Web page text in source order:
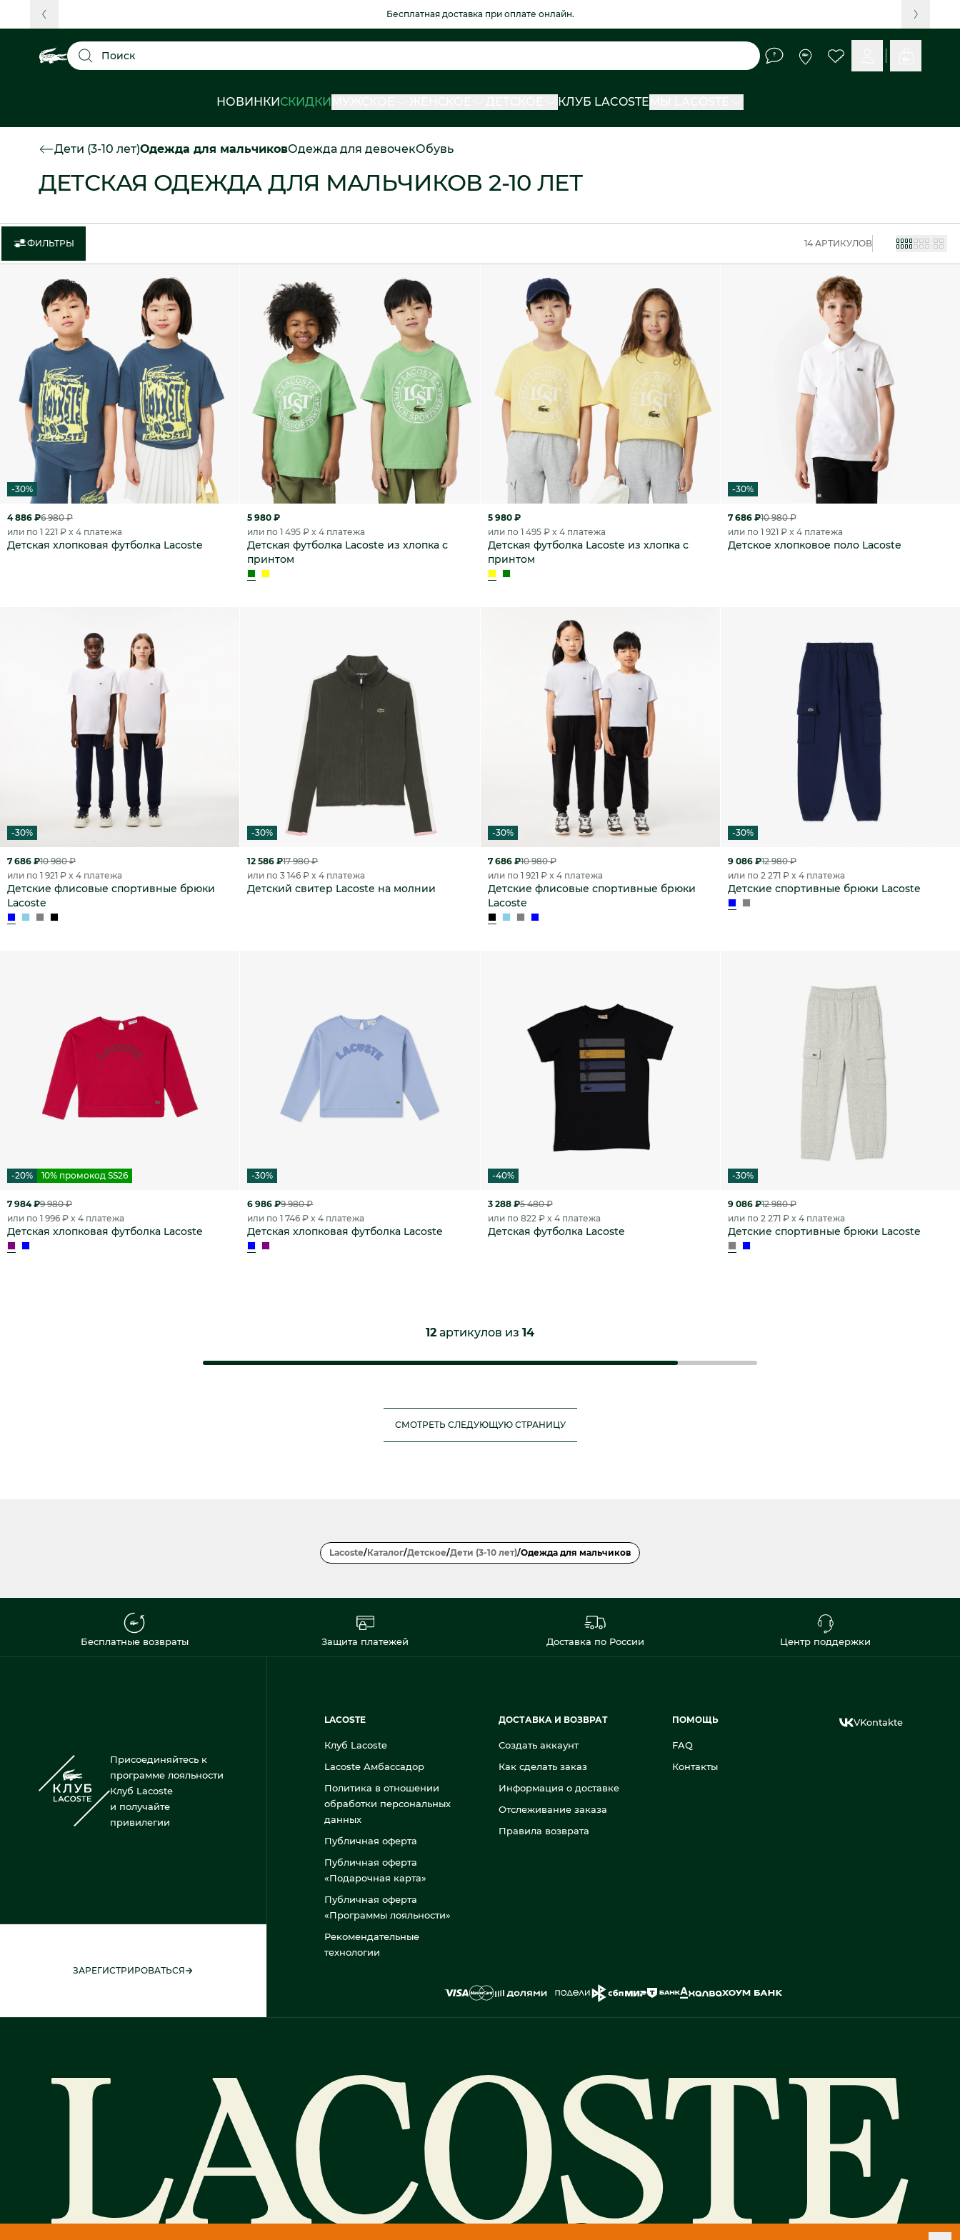
Бесплатная доставка при оплате онлайн.
Поиск
НОВИНКИСКИДКИ КЛУБ LACOSTE
Дети (3-10 лет)Одежда для мальчиковОдежда для девочекОбувь
ДЕТСКАЯ ОДЕЖДА ДЛЯ МАЛЬЧИКОВ 2-10 ЛЕТ
ФИЛЬТРЫ 14 АРТИКУЛОВ
-30%
4 886 ₽6 980 ₽
или по 1 221 ₽ x 4 платежа
Детская хлопковая футболка Lacoste
5 980 ₽
или по 1 495 ₽ x 4 платежа
Детская футболка Lacoste из хлопка с
принтом
5 980 ₽
или по 1 495 ₽ x 4 платежа
Детская футболка Lacoste из хлопка с
принтом
-30%
7 686 ₽10 980 ₽
или по 1 921 ₽ x 4 платежа
Детское хлопковое поло Lacoste
-30%
7 686 ₽10 980 ₽
или по 1 921 ₽ x 4 платежа
Детские флисовые спортивные брюки
Lacoste
-30%
12 586 ₽17 980 ₽
или по 3 146 ₽ x 4 платежа
Детский свитер Lacoste на молнии
-30%
7 686 ₽10 980 ₽
или по 1 921 ₽ x 4 платежа
Детские флисовые спортивные брюки
Lacoste
-30%
9 086 ₽12 980 ₽
или по 2 271 ₽ x 4 платежа
Детские спортивные брюки Lacoste
-20% 10% промокод SS26
7 984 ₽9 980 ₽
или по 1 996 ₽ x 4 платежа
Детская хлопковая футболка Lacoste
-30%
6 986 ₽9 980 ₽
или по 1 746 ₽ x 4 платежа
Детская хлопковая футболка Lacoste
-40%
3 288 ₽5 480 ₽
или по 822 ₽ x 4 платежа
Детская футболка Lacoste
-30%
9 086 ₽12 980 ₽
или по 2 271 ₽ x 4 платежа
Детские спортивные брюки Lacoste
12 артикулов из 14
СМОТРЕТЬ СЛЕДУЮЩУЮ СТРАНИЦУ
Lacoste/Каталог/Детское/Дети (3-10 лет)/Одежда для мальчиков
Бесплатные возвраты Защита платежей Доставка по России Центр поддержки
Присоединяйтесь к
программе лояльности
Клуб Lacoste
и получайте
привилегии
ЗАРЕГИСТРИРОВАТЬСЯ
LACOSTE
Клуб Lacoste
Lacoste Амбассадор
Политика в отношении
обработки персональных
данных
Публичная оферта
Публичная оферта
«Подарочная карта»
Публичная оферта
«Программы лояльности»
Рекомендательные
технологии
ДОСТАВКА И ВОЗВРАТ
Создать аккаунт
Как сделать заказ
Информация о доставке
Отслеживание заказа
Правила возврата
ПОМОЩЬ
FAQ
Контакты
VKontakte